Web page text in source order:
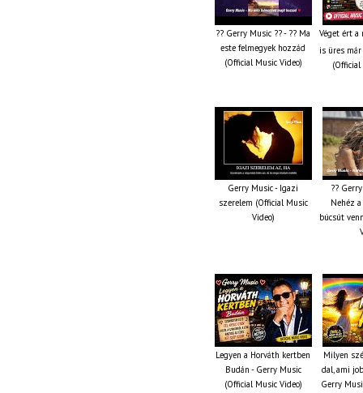
?? Gerry Music ?? - ?? Ma
este felmegyek hozzád
(Official Music Video)
Véget ért
is üres
(Official
Gerry Music - Igazi
szerelem (Official Music
Video)
??
Nehéz
búcsút
Legyen a Horváth kertben
Budán - Gerry Music
(Official Music Video)
Milyen
dal, ami
Gerry